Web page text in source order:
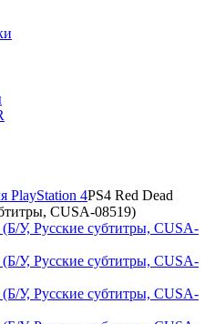
PlayStation 4PS4 Red Dead
CUSA-08519)